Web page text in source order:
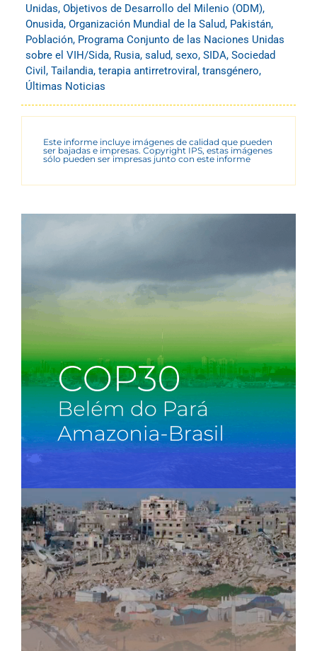
Unidas, Objetivos de Desarrollo del Milenio (ODM),
Onusida, Organización Mundial de la Salud, Pakistán,
Población, Programa Conjunto de las Naciones Unidas
sobre el VIH/Sida, Rusia, salud, sexo, SIDA, Sociedad
Civil , Tailandia, terapia antirretroviral , transgénero,
Últimas Noticias
Este informe incluye imágenes de calidad que pueden
ser bajadas e impresas. Copyright IPS, estas imágenes
sólo pueden ser impresas junto con este informe